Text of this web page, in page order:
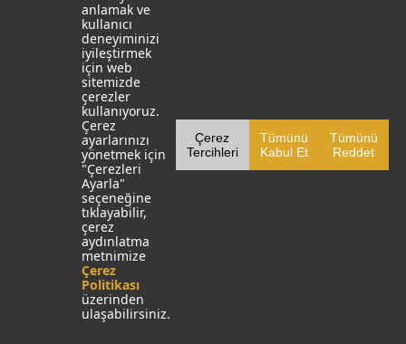
Hamdiye Yazgan İş Merkezi
Kozyatağı, Kadıköy, İstanbul
T: +90 216 355 03 19
Sosyal Medya
LuckyEye AI LAB
MarketingTR
anlamak ve
kullanıcı
deneyiminizi
iyileştirmek
için web
sitemizde
çerezler
kullanıyoruz.
Çerez
ayarlarınızı
yönetmek için
"Çerezleri
Ayarla"
seçeneğine
tıklayabilir,
çerez
aydınlatma
metnimize
Çerez
Politikası
üzerinden
ulaşabilirsiniz.
Çerez
Tercihleri
Tümünü
Kabul Et
Tümünü
Reddet